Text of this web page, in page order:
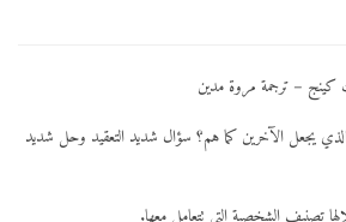
– ترجمة مروة مدين
يجعل الآخرين كما هم؟ سؤال شديد التعقيد وحل شديد